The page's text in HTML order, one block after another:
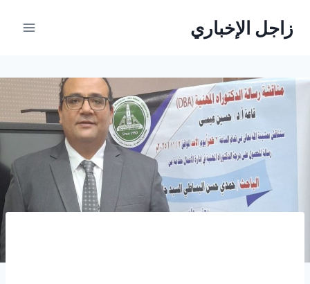
زاجل الإخباري